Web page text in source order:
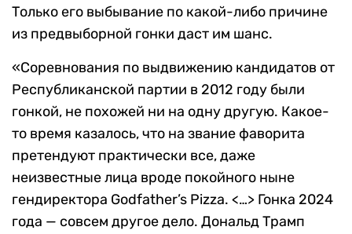
Только его выбывание по какой-либо причине
из предвыборной гонки даст им шанс.
«Соревнования по выдвижению кандидатов от
Республиканской партии в 2012 году были
гонкой, не похожей ни на одну другую. Какое-
то время казалось, что на звание фаворита
претендуют практически все, даже
неизвестные лица вроде покойного ныне
гендиректора Godfather’s Pizza. <…> Гонка 2024
года — совсем другое дело. Дональд Трамп